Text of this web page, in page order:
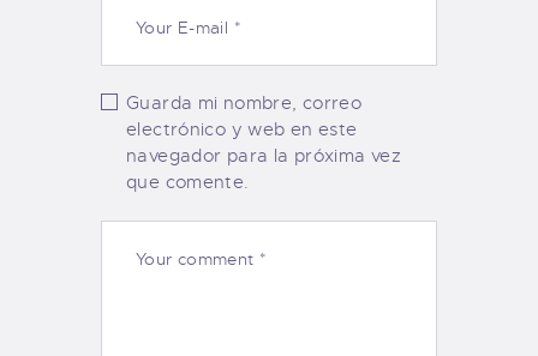
Guarda mi nombre, correo
electrónico y web en este
navegador para la próxima vez
que comente.